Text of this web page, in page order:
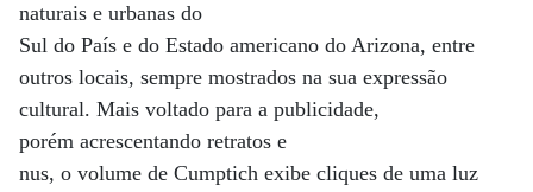
naturais e urbanas do
Sul do País e do Estado americano do Arizona, entre
outros locais, sempre mostrados na sua expressão
cultural. Mais voltado para a publicidade,
porém acrescentando retratos e
nus, o volume de Cumptich exibe cliques de uma luz